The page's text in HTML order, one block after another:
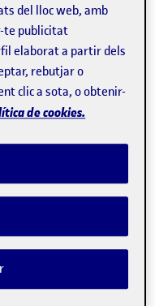
de
la seva
va molt més
idees en
persones que usen
Entre les seves
a iOS o Android.
i de negoci.
del lloc web, amb
te publicitat
elaborat a partir dels
rebutjar o
clic a sota, o obtenir-
de cookies.